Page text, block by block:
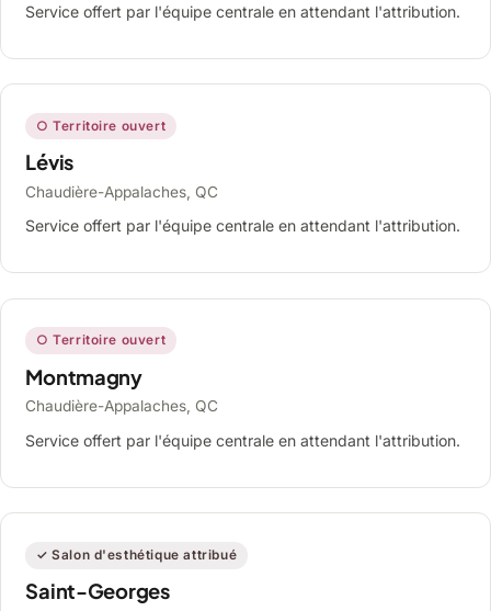
Service offert par l'équipe centrale en attendant l'attribution.
○ Territoire ouvert
Lévis
Chaudière-Appalaches, QC
Service offert par l'équipe centrale en attendant l'attribution.
○ Territoire ouvert
Montmagny
Chaudière-Appalaches, QC
Service offert par l'équipe centrale en attendant l'attribution.
✓ Salon d'esthétique attribué
Saint-Georges